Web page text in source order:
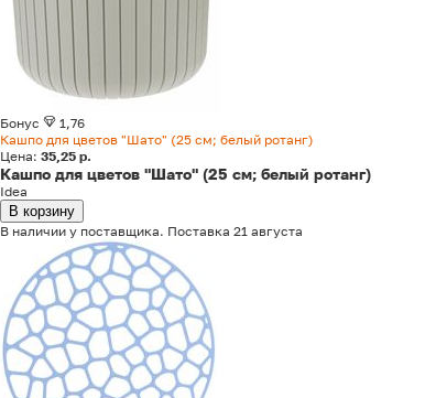
Бонус
1,76
Кашпо для цветов "Шато" (25 см; белый ротанг)
Цена: 35,25 р.
Кашпо для цветов "Шато" (25 см; белый ротанг)
Idea
В корзину
В наличии у поставщика. Поставка 21 августа